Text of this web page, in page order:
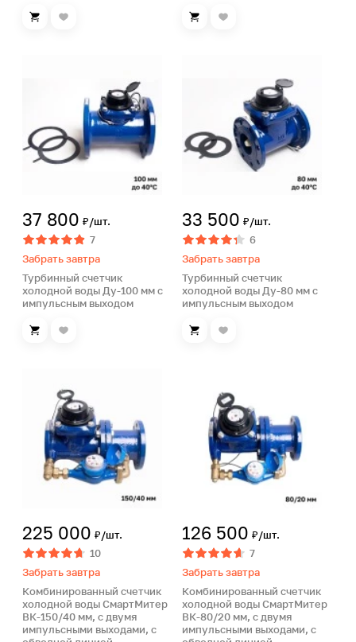
37 800 ₽/шт.
7
Забрать завтра
Турбинный счетчик
холодной воды Ду-100 мм с
импульсным выходом
33 500 ₽/шт.
6
Забрать завтра
Турбинный счетчик
холодной воды Ду-80 мм с
импульсным выходом
225 000 ₽/шт.
10
Забрать завтра
Комбинированный счетчик
холодной воды СмартМитер
ВК-150/40 мм, с двумя
импульсными выходами, с
126 500 ₽/шт.
7
Забрать завтра
Комбинированный счетчик
холодной воды СмартМитер
ВК-80/20 мм, с двумя
импульсными выходами, с